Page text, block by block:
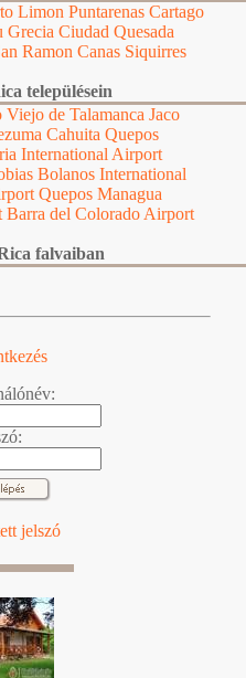
Limon Puntarenas Cartago
Grecia Ciudad Quesada
Ramon Canas Siquirres
településein
Viejo de Talamanca Jaco
Cahuita Quepos
International Airport
Bolanos International
Quepos Managua
Barra del Colorado Airport
falvaiban
jelszó